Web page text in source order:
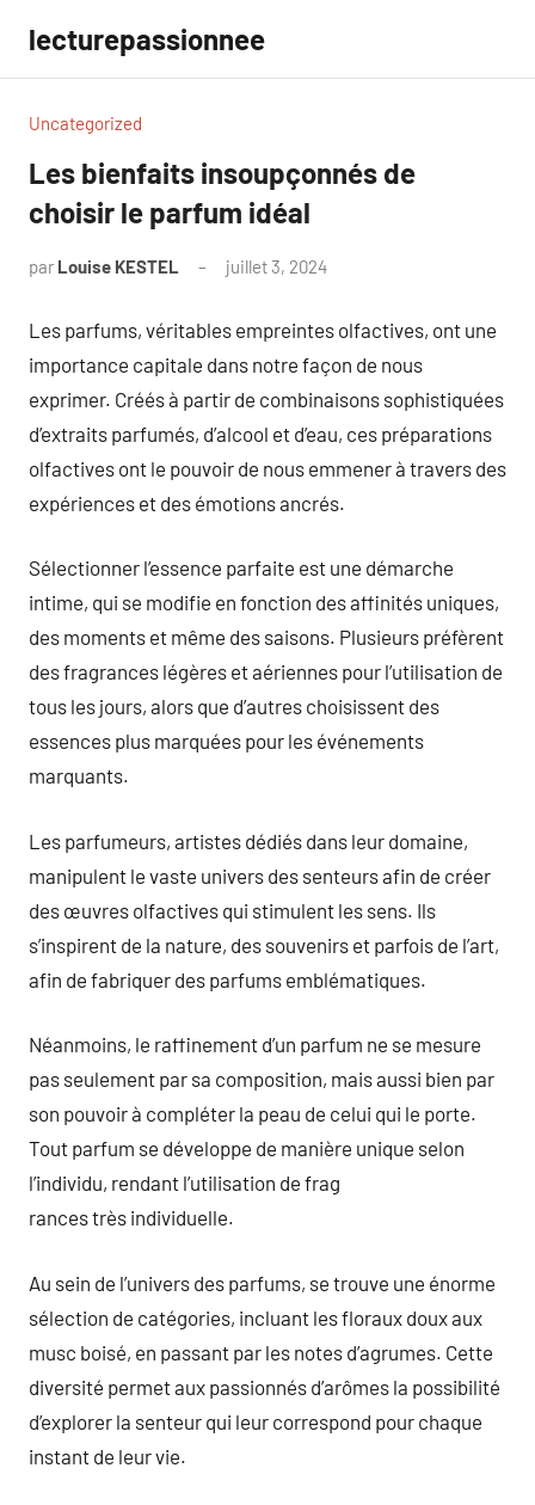
contenu
lecturepassionnee
Uncategorized
Les bienfaits insoupçonnés de
choisir le parfum idéal
par Louise KESTEL juillet 3, 2024
Les parfums, véritables empreintes olfactives, ont une
importance capitale dans notre façon de nous
exprimer. Créés à partir de combinaisons sophistiquées
d’extraits parfumés, d’alcool et d’eau, ces préparations
olfactives ont le pouvoir de nous emmener à travers des
expériences et des émotions ancrés.
Sélectionner l’essence parfaite est une démarche
intime, qui se modifie en fonction des affinités uniques,
des moments et même des saisons. Plusieurs préfèrent
des fragrances légères et aériennes pour l’utilisation de
tous les jours, alors que d’autres choisissent des
essences plus marquées pour les événements
marquants.
Les parfumeurs, artistes dédiés dans leur domaine,
manipulent le vaste univers des senteurs afin de créer
des œuvres olfactives qui stimulent les sens. Ils
s’inspirent de la nature, des souvenirs et parfois de l’art,
afin de fabriquer des parfums emblématiques.
Néanmoins, le raffinement d’un parfum ne se mesure
pas seulement par sa composition, mais aussi bien par
son pouvoir à compléter la peau de celui qui le porte.
Tout parfum se développe de manière unique selon
l’individu, rendant l’utilisation de frag
rances très individuelle.
Au sein de l’univers des parfums, se trouve une énorme
sélection de catégories, incluant les floraux doux aux
musc boisé, en passant par les notes d’agrumes. Cette
diversité permet aux passionnés d’arômes la possibilité
d’explorer la senteur qui leur correspond pour chaque
instant de leur vie.